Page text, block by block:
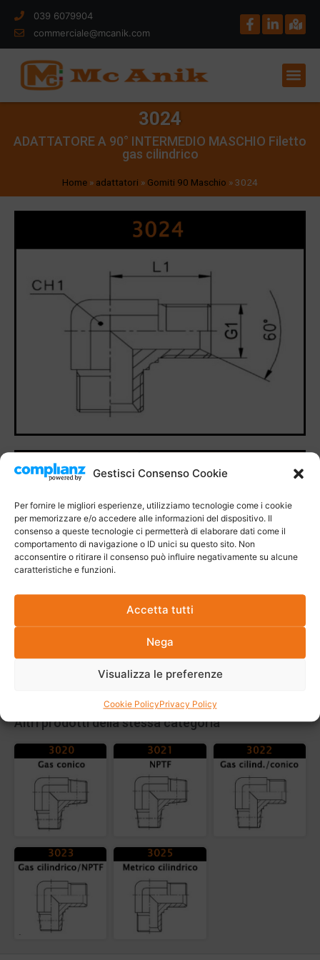
Gestisci Consenso Cookie
Per fornire le migliori esperienze, utilizziamo tecnologie come i cookie
per memorizzare e/o accedere alle informazioni del dispositivo. Il
consenso a queste tecnologie ci permetterà di elaborare dati come il
comportamento di navigazione o ID unici su questo sito. Non
acconsentire o ritirare il consenso può influire negativamente su alcune
caratteristiche e funzioni.
Accetta tutti
Nega
Visualizza le preferenze
Cookie PolicyPrivacy Policy
039 6079904
commerciale@mcanik.com
3024
ADATTATORE A 90° INTERMEDIO MASCHIO Filetto
gas cilindrico
Home » adattatori » Gomiti 90 Maschio »3024
Altri prodotti della stessa categoria